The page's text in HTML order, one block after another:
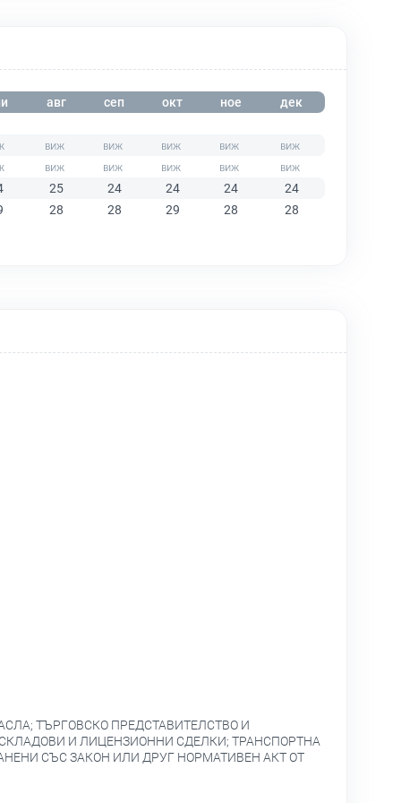
авг сеп окт ное дек
25 24 24 24
24
28 28 29 28 28
ТЪРГОВСКО ПРЕДСТАВИТЕЛСТВО И
И ЛИЦЕНЗИОННИ СДЕЛКИ; ТРАНСПОРТНА
СЪС ЗАКОН ИЛИ ДРУГ НОРМАТИВЕН АКТ ОТ